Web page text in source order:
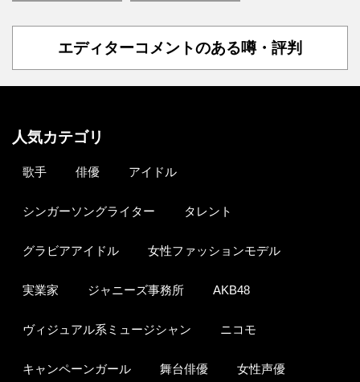
エディターコメントのある噂・評判
人気カテゴリ
歌手 俳優 アイドル
シンガーソングライター タレント
グラビアアイドル 女性ファッションモデル
実業家 ジャニーズ事務所 AKB48
ヴィジュアル系ミュージシャン ニコモ
キャンペーンガール 舞台俳優 女性声優